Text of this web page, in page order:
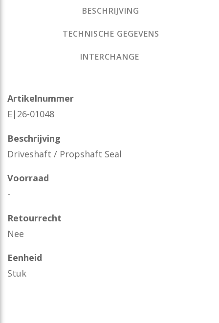
BESCHRIJVING
TECHNISCHE GEGEVENS
INTERCHANGE
Artikelnummer
E|26-01048
Beschrijving
Driveshaft / Propshaft Seal
Voorraad
-
Retourrecht
Nee
Eenheid
Stuk